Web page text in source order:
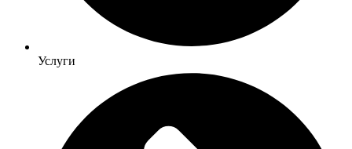
Услуги